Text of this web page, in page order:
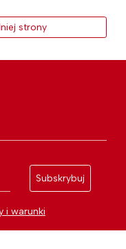
strony
Subskrybuj
i warunki